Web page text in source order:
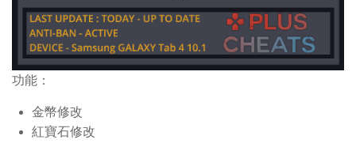
功能：
金幣修改
紅寶石修改